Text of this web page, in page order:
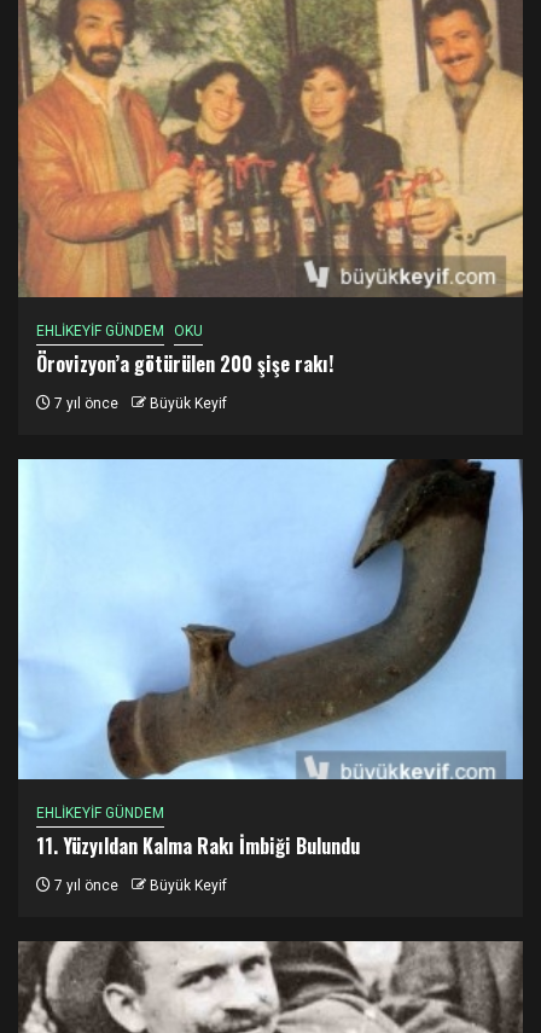
EHLİKEYİF GÜNDEM OKU
Örovizyon’a götürülen 200 şişe rakı!
7 yıl önce Büyük Keyif
EHLİKEYİF GÜNDEM
11. Yüzyıldan Kalma Rakı İmbiği Bulundu
7 yıl önce Büyük Keyif